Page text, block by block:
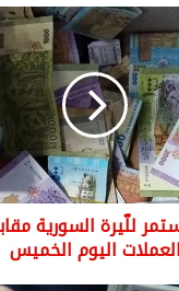
للّيرة السورية
العملات اليوم الخميس